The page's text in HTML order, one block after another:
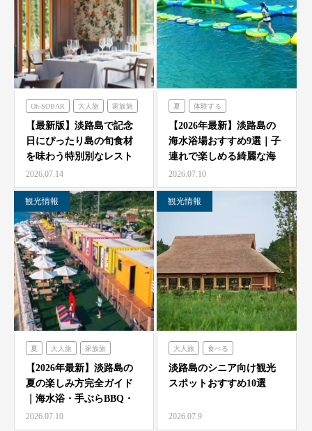
Oh-SOBAR 大人旅 家族旅
食べる フレンチの森
オーシャンテラス
のじまスコーラ 青海波
海神人の食卓
【最新版】淡路島で記念
日にぴったり島の旬食材
を味わう特別別なレスト
ラン7選
2026.07.14
夏 体験する
のじまスコーラ
シェフガーデン
【2026年最新】淡路島の
海水浴場おすすめ9選｜子
連れで楽しめる綺麗な海
と海開き情報
2026.07.10
観光情報
夏 大人旅 家族旅
食べる 体験する 禅坊靖寧
ハローキティスマイル
オーシャンテラス ミエレ
グランシャリオ
【2026年最新】淡路島の
夏の楽しみ方完全ガイド
｜海水浴・手ぶらBBQ・
子供の遊び場と絶景…
2026.07.10
観光情報
大人旅 食べる
フレンチの森 古酒の舎
禅坊靖寧 のじまスコーラ
淡路島のシニア向け観光
スポットおすすめ10選
2026.07.9